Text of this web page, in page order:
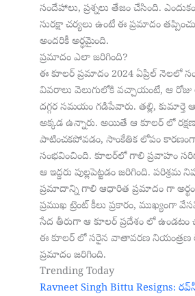
సందేహాలు, ప్రశ్నలు తేజం చేసింది.
సురక్షా చర్యలు ఉంటే ఈ ప్రమాదం
అందరికీ అర్ధమైంది.
ప్రమాదం ఎలా జరిగింది?
ఈ కూలర్ ప్రమాదం 2024 ఏప్రిల్ నెలలో
వివరాలు వెలుగులోకి వచ్చాయంటే, ఆ రోజు
దగ్గర సమయం గడిపేవారు. తల్లి,
అక్కడ ఉన్నారు. అయితే ఆ కూలర్ లో
పాటించకపోవడం, సాంకేతిక లోపం
సంభవించింది. కూలర్‌లో గాలి ప్రవాహం
ఆ ఇద్దరు పుల్లపెట్టడం జరిగింది. పరిశ్రమ
ప్రమాదాన్ని గాలి ఆధారిత ప్రమాదం గా అర్థం
ప్రముఖ ట్రెంట్ కీలు ప్రకారం, ముఖ్యంగా
సేద తీరుగా ఆ కూలర్ ప్రదేశం లో
ఈ కూలర్ లో సరైన వాతావరణ నియంత్రణ
ప్రమాదం జరిగింది.
Trending Today
Ravneet Singh Bittu Resigns: